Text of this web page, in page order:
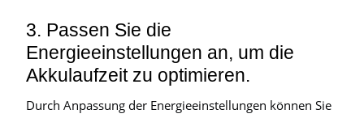
3. Passen Sie die
Energieeinstellungen an, um die
Akkulaufzeit zu optimieren.
Durch Anpassung der Energieeinstellungen können Sie